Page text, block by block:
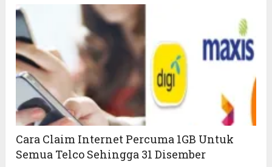
Cara Claim Internet Percuma 1GB Untuk
Semua Telco Sehingga 31 Disember